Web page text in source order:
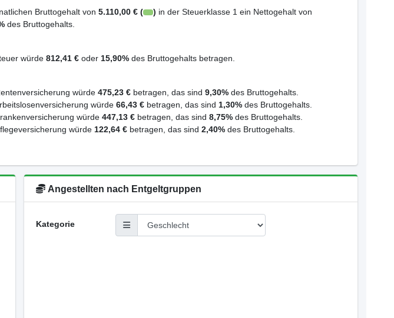
Bruttogehalt von 5.110,00 € ( ) in der Steuerklasse 1 ein Nettogehalt von
des Bruttogehalts.
würde 812,41 €oder 15,90%des Bruttogehalts betragen.
würde 475,23 €betragen, das sind 9,30%des Bruttogehalts.
würde 66,43 €betragen, das sind 1,30%des Bruttogehalts.
würde 447,13 €betragen, das sind 8,75%des Bruttogehalts.
würde 122,64 €betragen, das sind 2,40%des Bruttogehalts.
Angestellten nach Entgeltgruppen
Kategorie